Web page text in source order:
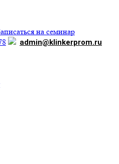
на семинар
admin@klinkerprom.ru